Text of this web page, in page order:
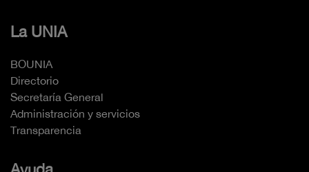
La UNIA
BOUNIA
Directorio
Secretaría General
Administración y servicios
Transparencia